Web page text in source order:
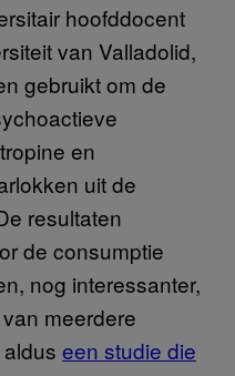
hoofddocent
van Valladolid,
gebruikt om de
en
uit de
resultaten
de consumptie
nog interessanter,
meerdere
een studie die